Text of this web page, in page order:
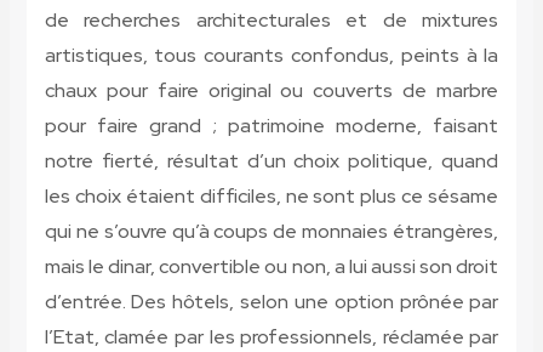
de recherches architecturales et de mixtures
artistiques, tous courants confondus, peints à la
chaux pour faire original ou couverts de marbre
pour faire grand ; patrimoine moderne, faisant
notre fierté, résultat d’un choix politique, quand
les choix étaient difficiles, ne sont plus ce sésame
qui ne s’ouvre qu’à coups de monnaies étrangères,
mais le dinar, convertible ou non, a lui aussi son droit
d’entrée. Des hôtels, selon une option prônée par
l’Etat, clamée par les professionnels, réclamée par